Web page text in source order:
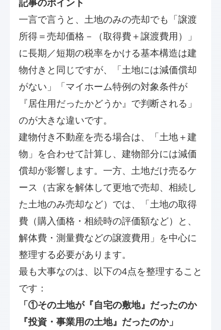
記事のポイント
一言で言うと、土地のみの売却でも「譲渡
所得＝売却価格－（取得費＋譲渡費用）」
に長期／短期の税率をかける基本構造は建
物付きと同じですが、「土地には減価償却
がない」「マイホーム特例の対象条件が
『居住用だったかどうか』で判断される」
のが大きな違いです。
建物付き不動産を売る場合は、「土地＋建
物」を合わせて計算し、建物部分には減価
償却が影響します。一方、土地だけ売るケ
ース（古家を解体して更地で売却、相続し
た土地のみ売却など）では、「土地の取得
費（購入価格・相続時の評価額など）と、
解体費・測量費などの譲渡費用」を中心に
整理する必要があります。
最も大事なのは、以下の4点を整理すること
です：
「①その土地が『自宅の敷地』だったのか
『投資・事業用の土地』だったのか」